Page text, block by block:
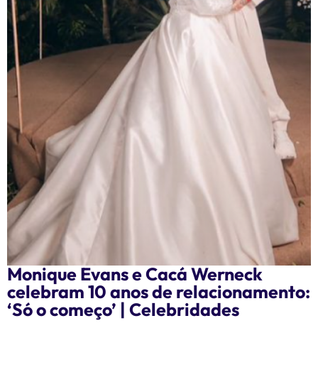
Monique Evans e Cacá Werneck
celebram 10 anos de relacionamento:
‘Só o começo’ | Celebridades